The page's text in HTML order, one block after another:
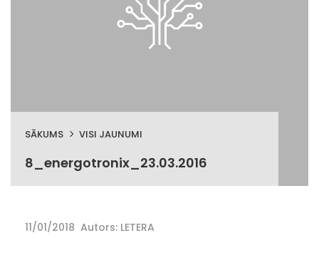
SĀKUMS VISI JAUNUMI
8_energotronix_23.03.2016
11/01/2018 Autors: LETERA